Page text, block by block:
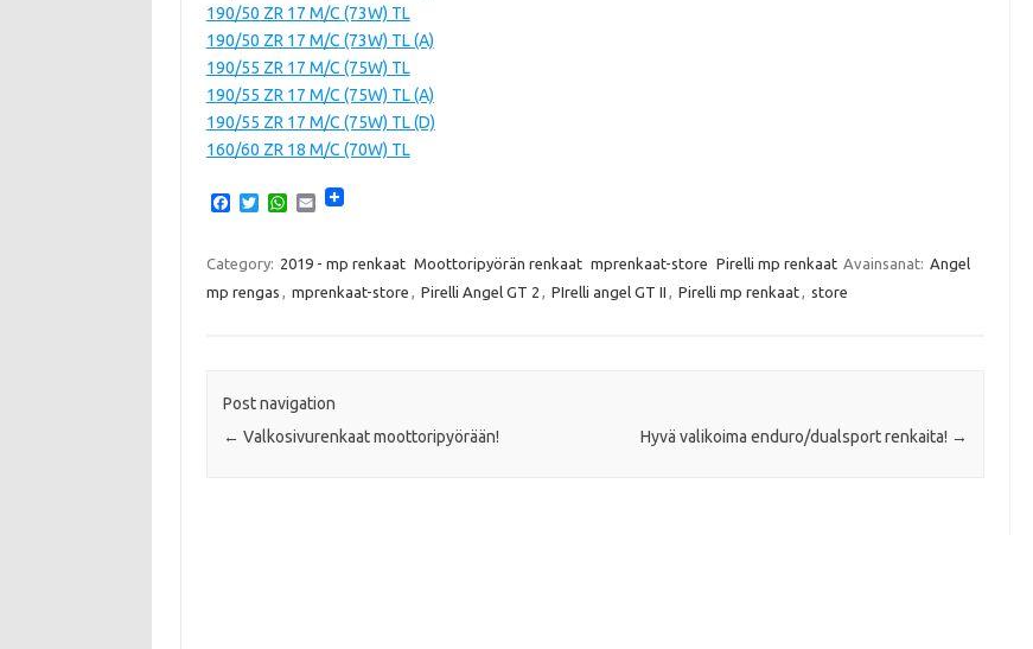
190/50 ZR 17 M/C (73W) TL
190/50 ZR 17 M/C (73W) TL (A)
190/55 ZR 17 M/C (75W) TL
190/55 ZR 17 M/C (75W) TL (A)
190/55 ZR 17 M/C (75W) TL (D)
160/60 ZR 18 M/C (70W) TL
F
e
b
o
T
t
t
e
W
t
A
E
i
Category: 2019 - mp renkaat Moottoripyörän renkaat mprenkaat-store Pirelli mp renkaat Avainsanat: Angel
mp rengas , mprenkaat-store , Pirelli Angel GT 2 , PIrelli angel GT II , Pirelli mp renkaat, store
Post navigation
← Valkosivurenkaat moottoripyörään! Hyvä valikoima enduro/dualsport renkaita! →